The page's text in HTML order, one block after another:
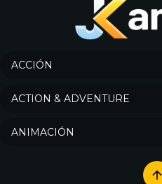
Música
ACCIÓN
ACTION & ADVENTURE
ANIMACIÓN